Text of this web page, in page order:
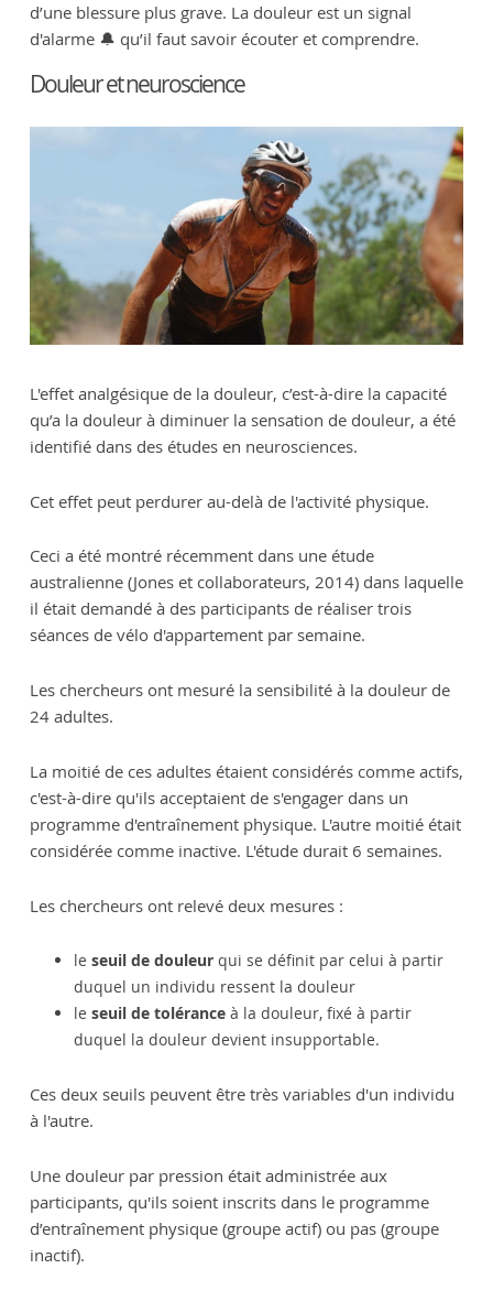
d’une blessure plus grave. La douleur est un signal
d'alarme 🔔 qu’il faut savoir écouter et comprendre.
Douleur et neuroscience
L'effet analgésique de la douleur, c’est-à-dire la capacité
qu’a la douleur à diminuer la sensation de douleur, a été
identifié dans des études en neurosciences.
Cet effet peut perdurer au-delà de l'activité physique.
Ceci a été montré récemment dans une étude
australienne (Jones et collaborateurs, 2014) dans laquelle
il était demandé à des participants de réaliser trois
séances de vélo d'appartement par semaine.
Les chercheurs ont mesuré la sensibilité à la douleur de
24 adultes.
La moitié de ces adultes étaient considérés comme actifs,
c'est-à-dire qu'ils acceptaient de s'engager dans un
programme d'entraînement physique. L'autre moitié était
considérée comme inactive. L'étude durait 6 semaines.
Les chercheurs ont relevé deux mesures :
le seuil de douleurqui se définit par celui à partir
duquel un individu ressent la douleur
le seuil de toléranceà la douleur, fixé à partir
duquel la douleur devient insupportable.
Ces deux seuils peuvent être très variables d'un individu
à l'autre.
Une douleur par pression était administrée aux
participants, qu'ils soient inscrits dans le programme
d’entraînement physique (groupe actif) ou pas (groupe
inactif).